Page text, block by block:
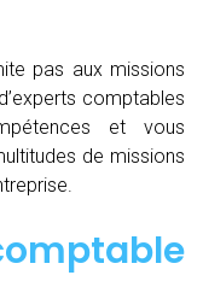
pas aux missions
comptables
et vous
de missions